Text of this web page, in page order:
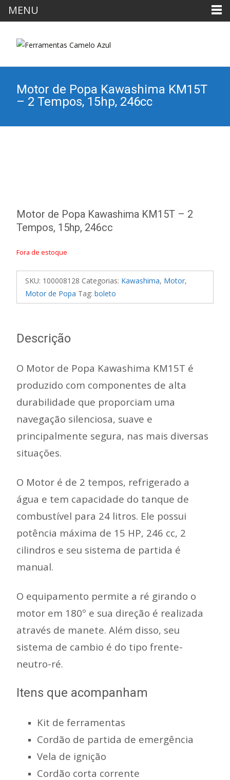
Motor de Popa Kawashima KM15T
– 2 Tempos, 15hp, 246cc
Motor de Popa Kawashima KM15T – 2
Tempos, 15hp, 246cc
Fora de estoque
SKU: 100008128 Categorias: Kawashima, Motor,
Motor de Popa Tag: boleto
Descrição
O Motor de Popa Kawashima KM15T é
produzido com componentes de alta
durabilidade que proporciam uma
navegação silenciosa, suave e
principalmente segura, nas mais diversas
situações.
O Motor é de 2 tempos, refrigerado a
água e tem capacidade do tanque de
combustível para 24 litros. Ele possui
potência máxima de 15 HP, 246 cc, 2
cilindros e seu sistema de partida é
manual.
O equipamento permite a ré girando o
motor em 180º e sua direção é realizada
através de manete. Além disso, seu
sistema de cambio é do tipo frente-
neutro-ré.
Itens que acompanham
Kit de ferramentas
Cordão de partida de emergência
Vela de ignição
Cordão corta corrente
MENU